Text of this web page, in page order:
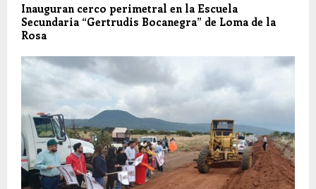
Inauguran cerco perimetral en la Escuela
Secundaria “Gertrudis Bocanegra” de Loma de la
Rosa